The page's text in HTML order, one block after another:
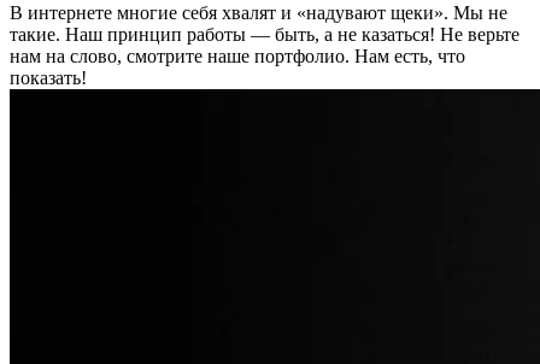
В интернете многие себя хвалят и «надувают щеки». Мы не
такие. Наш принцип работы — быть, а не казаться! Не верьте
нам на слово, смотрите наше портфолио. Нам есть, что
показать!